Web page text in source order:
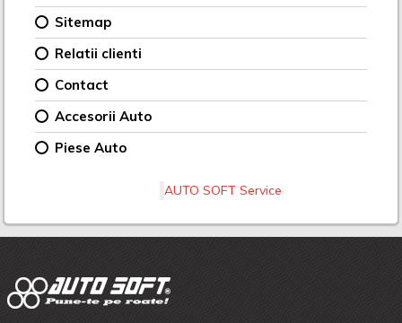
Sitemap
Relatii clienti
Contact
Accesorii Auto
Piese Auto
AUTO SOFT Service